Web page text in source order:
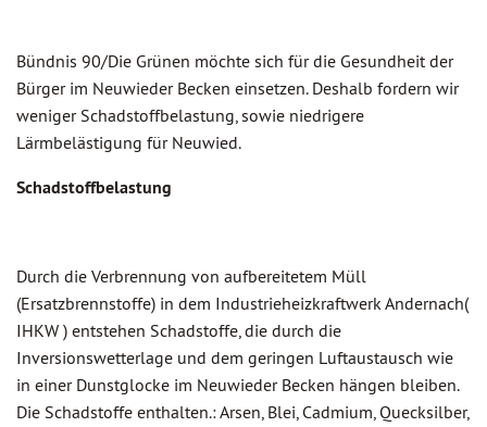
Bündnis 90/Die Grünen möchte sich für die Gesundheit der
Bürger im Neuwieder Becken einsetzen. Deshalb fordern wir
weniger Schadstoffbelastung, sowie niedrigere
Lärmbelästigung für Neuwied.
Schadstoffbelastung
Durch die Verbrennung von aufbereitetem Müll
(Ersatzbrennstoffe) in dem Industrieheizkraftwerk Andernach(
IHKW ) entstehen Schadstoffe, die durch die
Inversionswetterlage und dem geringen Luftaustausch wie
in einer Dunstglocke im Neuwieder Becken hängen bleiben.
Die Schadstoffe enthalten.: Arsen, Blei, Cadmium, Quecksilber,